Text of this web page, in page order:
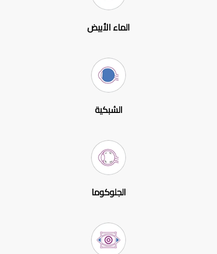
الماء الأبيض
الشبكية
الجلوكوما